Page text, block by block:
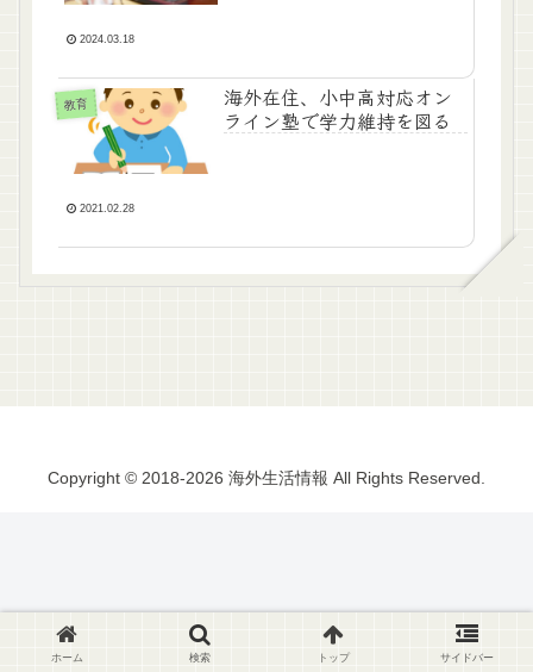
2024.03.18
教育
海外在住、小中高対応オン
ライン塾で学力維持を図る
2021.02.28
Copyright © 2018-2026 海外生活情報 All Rights Reserved.
ホーム 検索 トップ サイドバー